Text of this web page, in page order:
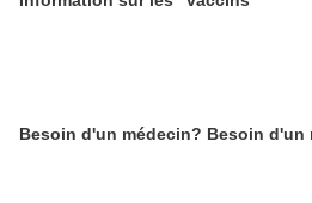
Besoin d'un médecin?